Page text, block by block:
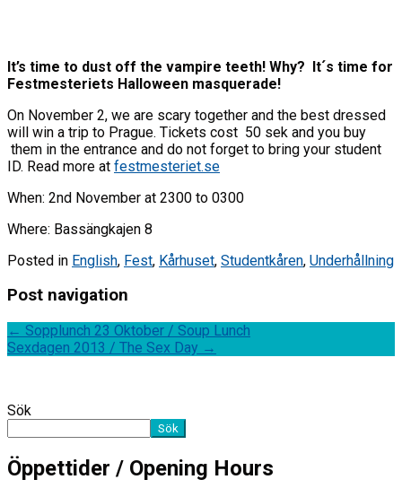
It’s time to dust off the vampire teeth! Why? It´s time for
Festmesteriets Halloween masquerade!
On November 2, we are scary together and the best dressed
will win a trip to Prague. Tickets cost 50 sek and you buy
them in the entrance and do not forget to bring your student
ID. Read more at festmesteriet.se
When: 2nd November at 2300 to 0300
Where: Bassängkajen 8
Posted in English, Fest, Kårhuset, Studentkåren, Underhållning
Post navigation
← Sopplunch 23 Oktober / Soup Lunch
Sexdagen 2013 / The Sex Day →
Sök
Sök
Öppettider / Opening Hours